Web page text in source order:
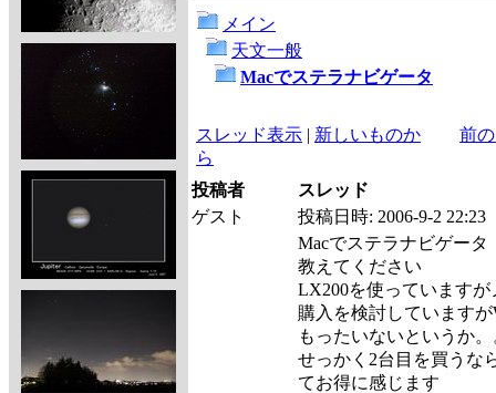
メイン
天文一般
Macでステラナビゲータ
スレッド表示 | 新しいものか
ら
前
投稿者
スレッド
ゲスト
投稿日時: 2006-9-2 22:23
Macでステラナビゲータ
教えてください
LX200を使っています
購入を検討しています
もったいないというか
せっかく2台目を買うな
てお得に感じます